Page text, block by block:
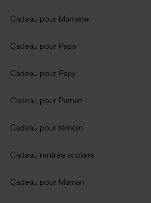
Cadeau pour Marraine
Cadeau pour Papa
Cadeau pour Papy
Cadeau pour Parrain
Cadeau pour témoin
Cadeau rentrée scolaire
Cadeau pour Maman